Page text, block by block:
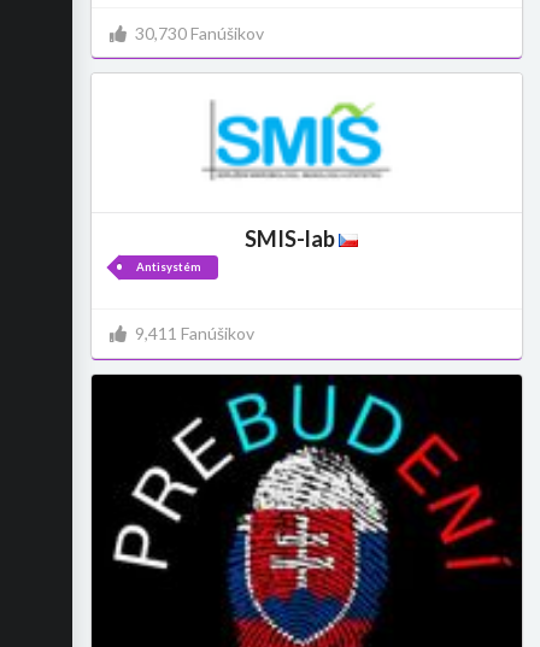
30,730 Fanúšikov
SMIS-lab
Antisystém
9,411 Fanúšikov